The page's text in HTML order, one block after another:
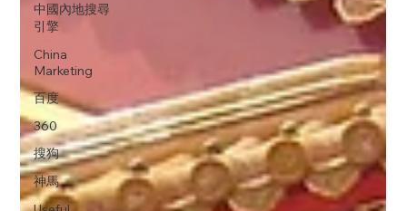
中國內地搜尋
引擎
China
Marketing
百度
360
搜狗
神馬